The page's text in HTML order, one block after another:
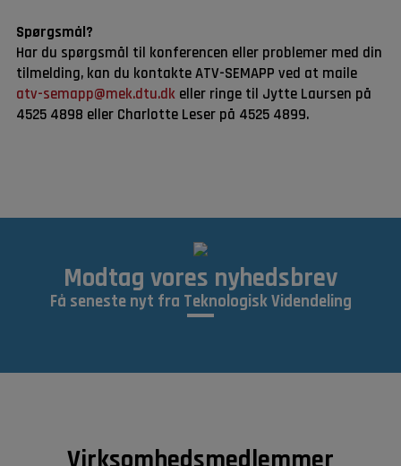
Spørgsmål?
Har du spørgsmål til konferencen eller problemer med din
tilmelding, kan du kontakte ATV-SEMAPP ved at maile
atv-semapp@mek.dtu.dkeller ringe til Jytte Laursen på
4525 4898 eller Charlotte Leser på 4525 4899.
Modtag vores nyhedsbrev
Få seneste nyt fra Teknologisk Videndeling